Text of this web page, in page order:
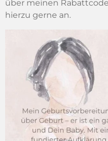
über meinen
hierzu gerne an.